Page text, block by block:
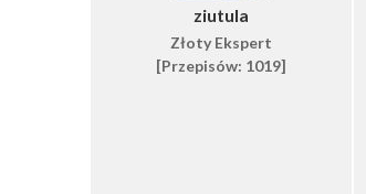
ziutula
Złoty Ekspert
[Przepisów: 1019]